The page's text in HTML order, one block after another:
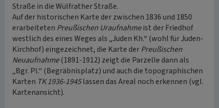
Straße in die Wülfrather Straße.
Auf der historischen Karte der zwischen 1836 und 1850
erarbeiteten Preußischen Uraufnahmeist der Friedhof
westlich des eines Weges als „Juden Kh.“ (wohl für Juden-
Kirchhof) eingezeichnet, die Karte derPreußischen
Neuaufnahme(1891-1912) zeigt die Parzelle dann als
„Bgr. Pl.“ (Begräbnisplatz) und auch die topographischen
Karten TK 1936-1945lassen das Areal noch erkennen (vgl.
Kartenansicht).